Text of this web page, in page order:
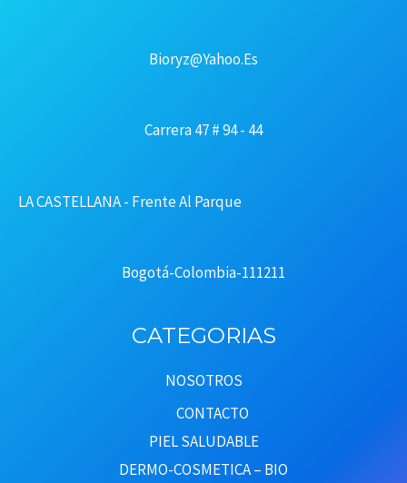
La
Producto
Bioryz@yahoo.es
Carrera 47 # 94 - 44
LA CASTELLANA - Frente Al Parque
Bogotá-Colombia-111211
CATEGORIAS
NOSOTROS
CONTACTO
PIEL SALUDABLE
DERMO-COSMETICA – BIO